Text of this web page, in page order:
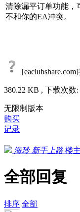
清除漏平订单功能，
不和你的EA冲突。
380.22 KB , 下载次数:
无限制版本
购买
记录
海玲 新手上路 楼主
全部回复
排序 全部